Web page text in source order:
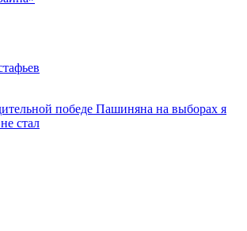
победе Пашиняна на выборах я
стал